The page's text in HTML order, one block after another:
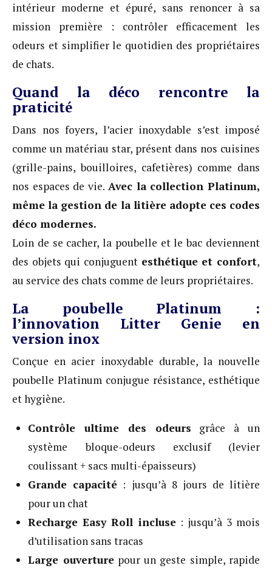
intérieur moderne et épuré, sans renoncer à sa
mission première : contrôler efficacement les
odeurs et simplifier le quotidien des propriétaires
de chats.
Quand la déco rencontre la
praticité
Dans nos foyers, l’acier inoxydable s’est imposé
comme un matériau star, présent dans nos cuisines
(grille-pains, bouilloires, cafetières) comme dans
nos espaces de vie. Avec la collection Platinum,
même la gestion de la litière adopte ces codes
déco modernes.
Loin de se cacher, la poubelle et le bac deviennent
des objets qui conjuguent esthétique et confort,
au service des chats comme de leurs propriétaires.
La poubelle Platinum :
l’innovation Litter Genie en
version inox
Conçue en acier inoxydable durable, la nouvelle
poubelle Platinum conjugue résistance, esthétique
et hygiène.
Contrôle ultime des odeurs grâce à un
système bloque-odeurs exclusif (levier
coulissant + sacs multi-épaisseurs)
Grande capacité : jusqu’à 8 jours de litière
pour un chat
Recharge Easy Roll incluse: jusqu’à 3 mois
d’utilisation sans tracas
Large ouverturepour un geste simple, rapide